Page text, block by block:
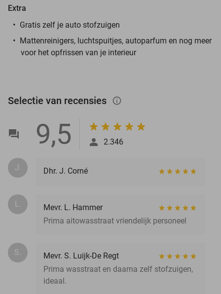
Extra
Gratis zelf je auto stofzuigen
Mattenreinigers, luchtspuitjes, autoparfum en nog meer
voor het opfrissen van je interieur
Selectie van recensies info_outlined
9,5 2.346
J. Dhr. J. Corné
L.
Mevr. L. Hammer
Prima aitowasstraat vriendelijk personeel
S.
Mevr. S. Luijk-De Regt
Prima wasstraat en daarna zelf stofzuigen,
ideaal.